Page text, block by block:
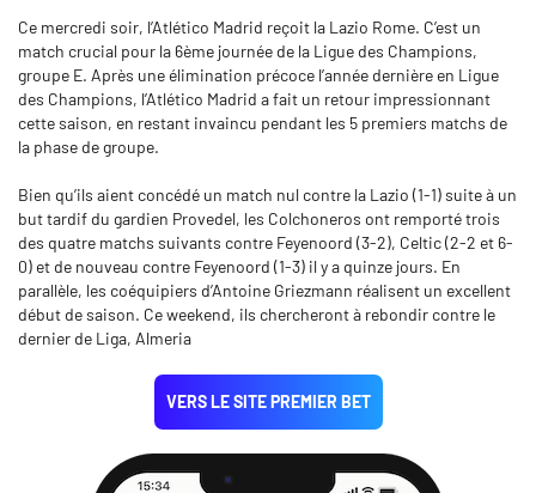
Ce mercredi soir, l’Atlético Madrid reçoit la Lazio Rome. C’est un
match crucial pour la 6ème journée de la Ligue des Champions,
groupe E. Après une élimination précoce l’année dernière en Ligue
des Champions, l’Atlético Madrid a fait un retour impressionnant
cette saison, en restant invaincu pendant les 5 premiers matchs de
la phase de groupe.
Bien qu’ils aient concédé un match nul contre la Lazio (1-1) suite à un
but tardif du gardien Provedel, les Colchoneros ont remporté trois
des quatre matchs suivants contre Feyenoord (3-2), Celtic (2-2 et 6-
0) et de nouveau contre Feyenoord (1-3) il y a quinze jours. En
parallèle, les coéquipiers d’Antoine Griezmann réalisent un excellent
début de saison. Ce weekend, ils chercheront à rebondir contre le
dernier de Liga, Almeria
VERS LE SITE PREMIER BET